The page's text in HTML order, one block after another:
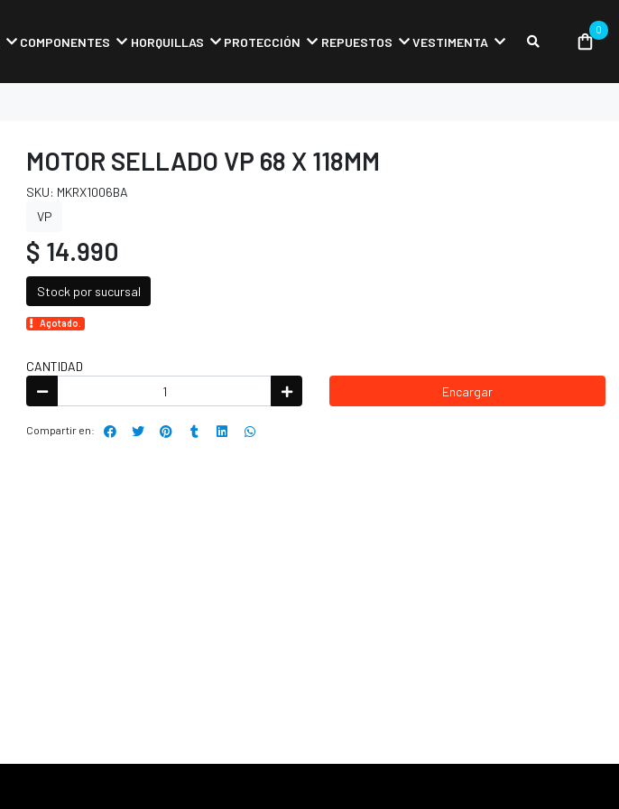
COMPONENTES HORQUILLAS PROTECCIÓN REPUESTOS VESTIMENTA
0
MOTOR SELLADO VP 68 X 118MM
SKU: MKRX1006BA
VP
$ 14.990
Stock por sucursal
Agotado.
CANTIDAD
Encargar
Compartir en: